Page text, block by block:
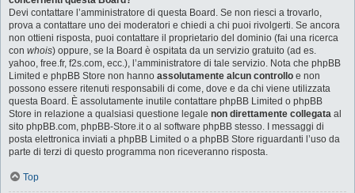
Devi contattare l’amministratore di questa Board. Se non riesci a trovarlo,
prova a contattare uno dei moderatori e chiedi a chi puoi rivolgerti. Se ancora
non ottieni risposta, puoi contattare il proprietario del dominio (fai una ricerca
con whois) oppure, se la Board è ospitata da un servizio gratuito (ad es.
yahoo, free.fr, f2s.com, ecc.), l’amministratore di tale servizio. Nota che phpBB
Limited e phpBB Store non hanno assolutamente alcun controllo e non
possono essere ritenuti responsabili di come, dove e da chi viene utilizzata
questa Board. È assolutamente inutile contattare phpBB Limited o phpBB
Store in relazione a qualsiasi questione legale non direttamente collegata al
sito phpBB.com, phpBB-Store.it o al software phpBB stesso. I messaggi di
posta elettronica inviati a phpBB Limited o a phpBB Store riguardanti l’uso da
parte di terzi di questo programma non riceveranno risposta.
Top